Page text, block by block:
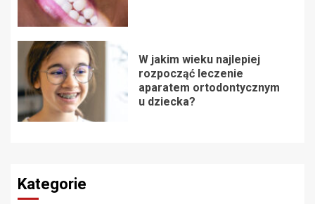
W jakim wieku najlepiej
rozpocząć leczenie
aparatem ortodontycznym
u dziecka?
Kategorie